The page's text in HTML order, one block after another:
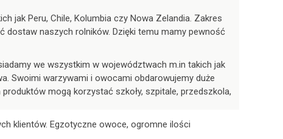
jak Peru, Chile, Kolumbia czy Nowa Zelandia. Zakres
naszych rolników. Dzięki temu mamy pewność
we wszystkim w województwach m.in takich jak
Swoimi warzywami i owocami obdarowujemy duże
mogą korzystać szkoły, szpitale, przedszkola,
klientów. Egzotyczne owoce, ogromne ilości